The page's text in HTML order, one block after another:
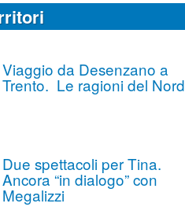
Viaggio da Desenzano a
Trento. Le ragioni del Nord
Due spettacoli per Tina.
Ancora “in dialogo” con
Megalizzi